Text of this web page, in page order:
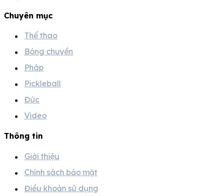
Chuyên mục
Thể thao
Bóng chuyền
Pháp
Pickleball
Đức
Video
Thông tin
Giới thiệu
Chính sách bảo mật
Điều khoản sử dụng